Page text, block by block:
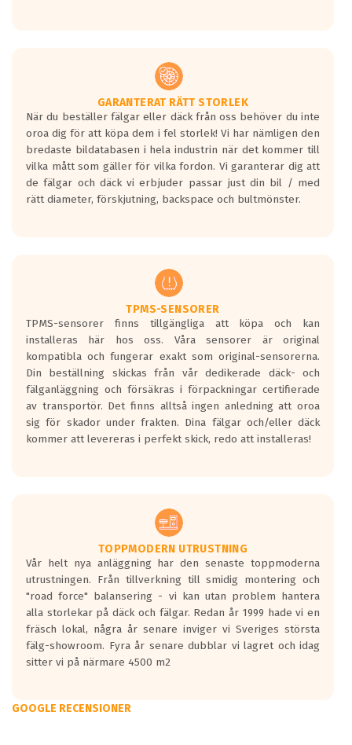
Vid körning i över 50km/h brukar
rullmotståndets ljud överträffa
motorljudet.
På däckmärkningen kommer det finnas
en symbol av ett däck med vågar. Hög
bullernivå markeras med svarta vågor
medans de vita vågorna påvisar om det är
ett tyst däck.
regelverket som introduceras år 2016.
Ett däck med två svarta vågor är redan
godkända för år 2016 nya regelverk.
Ett däck med en svart våg kommer vara
minst tre decibel tystare än det
regelverk som börjar gälla 2016.
GARANTERAT RÄTT STORLEK
När du beställer fälgar eller däck från oss behöver du inte
oroa dig för att köpa dem i fel storlek! Vi har nämligen den
bredaste bildatabasen i hela industrin när det kommer till
vilka mått som gäller för vilka fordon. Vi garanterar dig att
de fälgar och däck vi erbjuder passar just din bil / med
rätt diameter, förskjutning, backspace och bultmönster.
TPMS-SENSORER
TPMS-sensorer finns tillgängliga att köpa och kan
installeras här hos oss. Våra sensorer är original
kompatibla och fungerar exakt som original-sensorerna.
Din beställning skickas från vår dedikerade däck- och
fälganläggning och försäkras i förpackningar certifierade
av transportör. Det finns alltså ingen anledning att oroa
sig för skador under frakten. Dina fälgar och/eller däck
kommer att levereras i perfekt skick, redo att installeras!
TOPPMODERN UTRUSTNING
Vår helt nya anläggning har den senaste toppmoderna
utrustningen. Från tillverkning till smidig montering och
"road force" balansering - vi kan utan problem hantera
alla storlekar på däck och fälgar. Redan år 1999 hade vi en
fräsch lokal, några år senare inviger vi Sveriges största
fälg-showroom. Fyra år senare dubblar vi lagret och idag
sitter vi på närmare 4500 m2
GOOGLE RECENSIONER